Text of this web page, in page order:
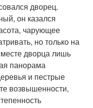
дворец.
он казался
чарующее
но только на
дворца лишь
панорама
и пестрые
возвышенности,